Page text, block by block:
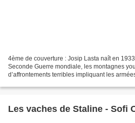
4ème de couverture : Josip Lasta naît en
Seconde Guerre mondiale, les montagnes
d’affrontements terribles impliquant les
Les vaches de Staline - Sofi